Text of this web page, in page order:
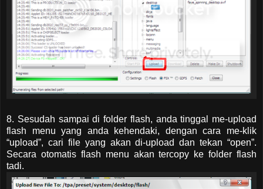
8. Sesudah sampai di folder flash, anda tinggal me-upload
flash menu yang anda kehendaki, dengan cara me-klik
“upload”, cari file yang akan di-upload dan tekan “open”.
Secara otomatis flash menu akan tercopy ke folder flash
tadi.